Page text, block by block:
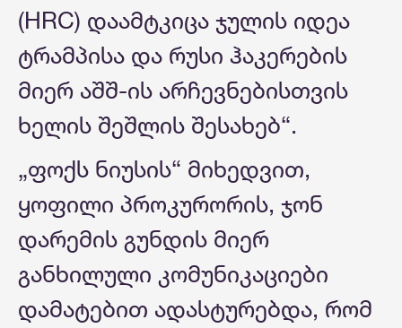
(HRC) დაამტკიცა ჯულის იდეა
ტრამპისა და რუსი ჰაკერების
მიერ აშშ-ის არჩევნებისთვის
ხელის შეშლის შესახებ“.
„ფოქს ნიუსის“ მიხედვით,
ყოფილი პროკურორის, ჯონ
დარემის გუნდის მიერ
განხილული კომუნიკაციები
დამატებით ადასტურებდა, რომ